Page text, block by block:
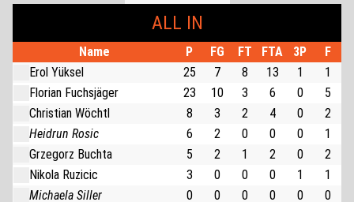
ALL IN
Name P FG FT FTA 3P
F
Erol Yüksel
25 7 8 13 1
1
Florian Fuchsjäger
23 10 3 6 0
5
Christian Wöchtl
8 3 2 4 0
2
Heidrun Rosic
6 2 0 0 0
1
Grzegorz Buchta
5 2 1 2 0
2
Nikola Ruzicic
3 0 0 0 1
1
Michaela Siller
0 0 0 0 0 0